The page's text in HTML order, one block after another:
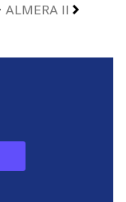
ALMERA II